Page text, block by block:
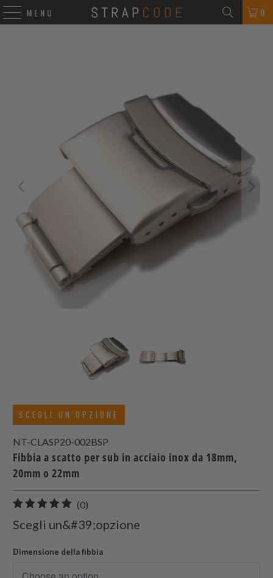
MENU 0
SCEGLI UN'OPZIONE
NT-CLASP20-002BSP
Fibbia a scatto per sub in acciaio inox da 18mm,
20mm o 22mm
(0)
recensioni
totali
Scegli un&#39;opzione
Dimensione della fibbia